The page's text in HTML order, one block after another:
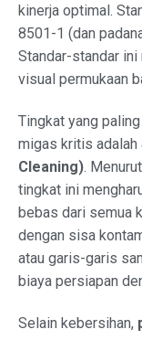
kinerja optimal.
8501-1 (dan
Standar-standar
visual permukaan
Tingkat yang
migas kritis adalah
Cleaning).
tingkat ini
bebas dari semua
dengan sisa
atau garis-garis
biaya persiapan
Selain kebersihan,